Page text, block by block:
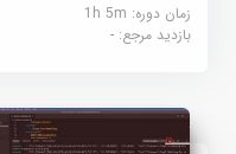
زمان دوره: 1h 5m
بازدید مرجع:-